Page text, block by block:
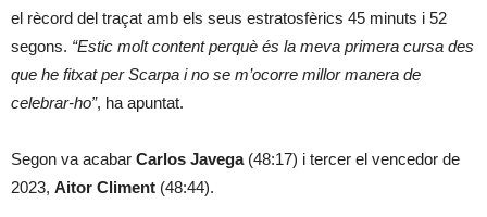
el rècord del traçat amb els seus estratosfèrics 45 minuts i 52
segons. “Estic molt content perquè és la meva primera cursa des
que he fitxat per Scarpa i no se m’ocorre millor manera de
celebrar-ho”, ha apuntat.
Segon va acabar Carlos Javega(48:17) i tercer el vencedor de
2023, Aitor Climent (48:44).